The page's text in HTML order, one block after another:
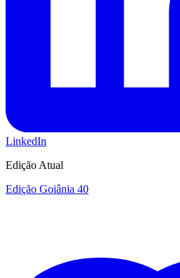
LinkedIn
Edição Atual
Edição Goiânia 40